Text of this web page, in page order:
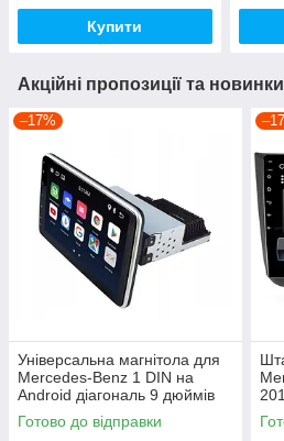
Купити
Акційні пропозиції та новинки
–17%
Універсальна магнітола для
Mercedes-Benz 1 DIN на
Android діагональ 9 дюймів
Готово до відправки